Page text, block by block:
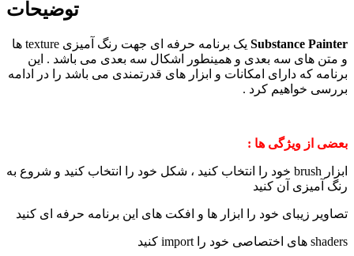
توضیحات
Substance Painter
یک برنامه حرفه ای جهت رنگ آمیزی texture ها
و متن های سه بعدی و همینطور اشکال سه بعدی می باشد . این
برنامه که دارای امکانات و ابزار های قدرتمندی می باشد را در ادامه
بررسی خواهیم کرد .
بعضی از ویژگی ها :
ابزار brush خود را انتخاب کنید ، شکل خود را انتخاب کنید و شروع به
رنگ آمیزی آن کنید
تصاویر زیبای خود را ابزار ها و افکت های این برنامه حرفه ای کنید
shaders های اختصاصی خود را import کنید